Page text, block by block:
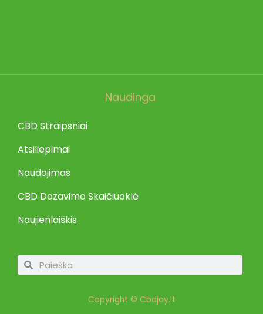
Naudinga
CBD Straipsniai
Atsiliepimai
Naudojimas
CBD Dozavimo Skaičiuoklė
Naujienlaiškis
Copyright © Cbdjoy.lt